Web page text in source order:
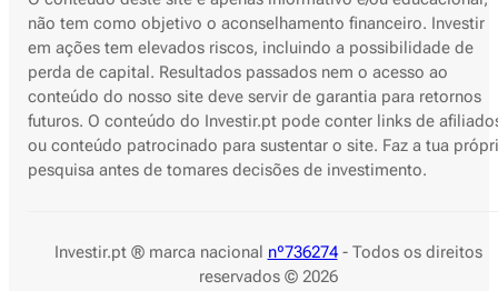
não tem como objetivo o aconselhamento financeiro. Investir
em ações tem elevados riscos, incluindo a possibilidade de
perda de capital. Resultados passados nem o acesso ao
conteúdo do nosso site deve servir de garantia para retornos
futuros. O conteúdo do Investir.pt pode conter links de
ou conteúdo patrocinado para sustentar o site. Faz a tua
pesquisa antes de tomares decisões de investimento.
Investir.pt ® marca nacional nº736274- Todos os direitos
reservados © 2026